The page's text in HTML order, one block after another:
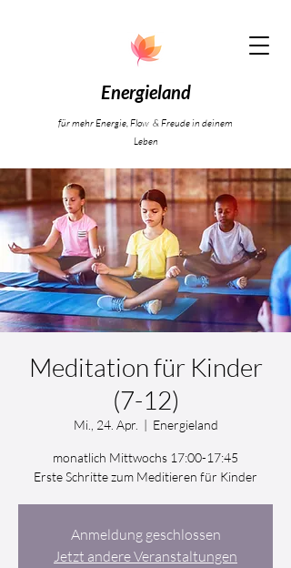
Energieland
für mehr Energie, Flow & Freude in deinem
Leben
Meditation für Kinder
(7-12)
Mi., 24. Apr.
  |
Energieland
monatlich Mittwochs 17:00-17:45
Erste Schritte zum Meditieren für Kinder
Anmeldung geschlossen
Jetzt andere Veranstaltungen